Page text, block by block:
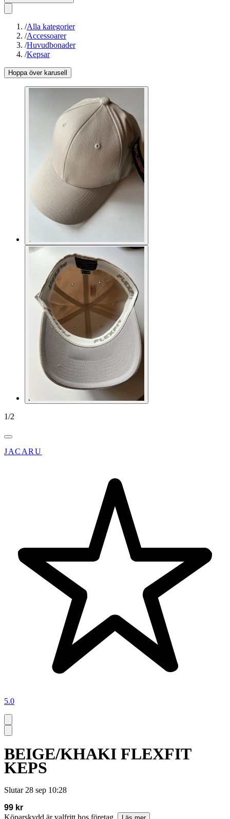
/Alla kategorier
/Accessoarer
/Huvudbonader
/Kepsar
Hoppa över karusell
1/2
JACARU
5.0
BEIGE/KHAKI FLEXFIT
KEPS
Slutar 28 sep 10:28
99 kr